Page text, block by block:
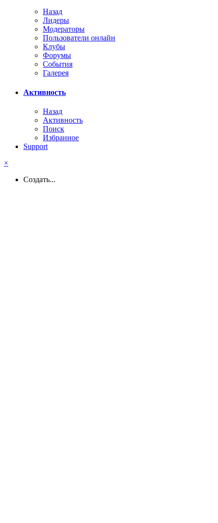
Назад
Лидеры
Модераторы
Пользователи онлайн
Клубы
Форумы
События
Галерея
Активность
Назад
Активность
Поиск
Избранное
Support
×
Создать...